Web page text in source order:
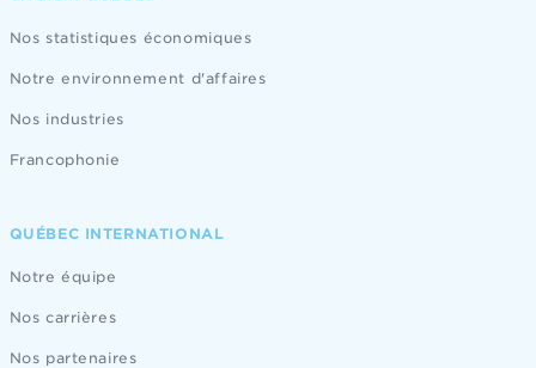
Nos statistiques économiques
Notre environnement d'affaires
Nos industries
Francophonie
QUÉBEC INTERNATIONAL
Notre équipe
Nos carrières
Nos partenaires